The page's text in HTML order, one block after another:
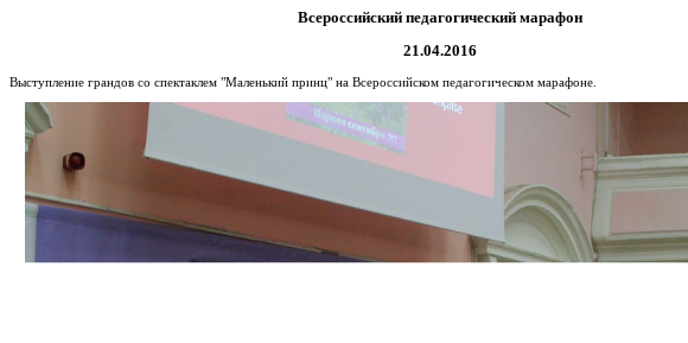
Всероссийский педагогический марафон
21.04.2016
Выступление грандов со спектаклем "Маленький принц" на Всероссийском педагогическом марафоне.